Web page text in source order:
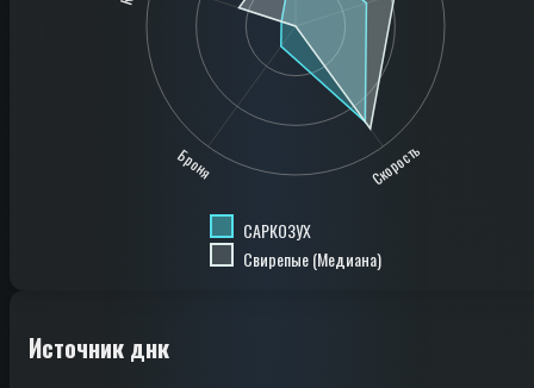
Скорость
Броня
САРКОЗУХ
Свирепые (Медиана)
Источник днк